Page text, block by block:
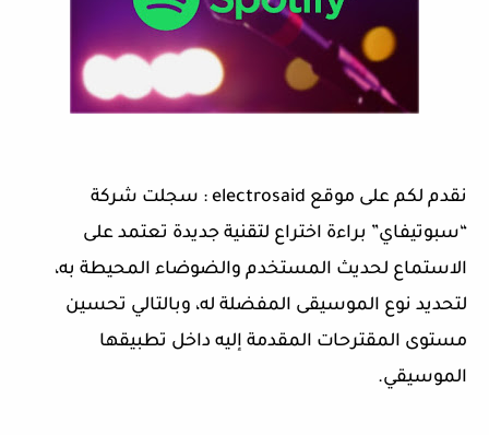
نقدم لكم على موقع electrosaid : سجلت شركة
“سبوتيفاي” براءة اختراع لتقنية جديدة تعتمد على
الاستماع لحديث المستخدم والضوضاء المحيطة به،
لتحديد نوع الموسيقى المفضلة له، وبالتالي تحسين
مستوى المقترحات المقدمة إليه داخل تطبيقها
الموسيقي.